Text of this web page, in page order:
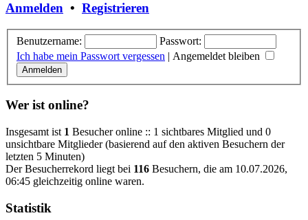
Anmelden • Registrieren
Benutzername:
Passwort:
Ich habe mein Passwort vergessen | Angemeldet bleiben
Wer ist online?
Insgesamt ist 1 Besucher online :: 1 sichtbares Mitglied und 0
unsichtbare Mitglieder (basierend auf den aktiven Besuchern der
letzten 5 Minuten)
Der Besucherrekord liegt bei 116 Besuchern, die am 10.07.2026,
06:45 gleichzeitig online waren.
Statistik